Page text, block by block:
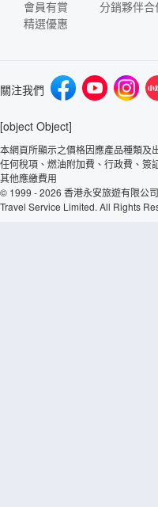
會員有賞
精選優惠
分銷夥伴合
關注我們
[object Object]
本網頁所顯示之價格因應產品種類及
任何稅項、燃油附加費、行政費、簽
其他應繳費用
© 1999 - 2026 香港永安旅遊有限公
Travel Service Limited. All Rights